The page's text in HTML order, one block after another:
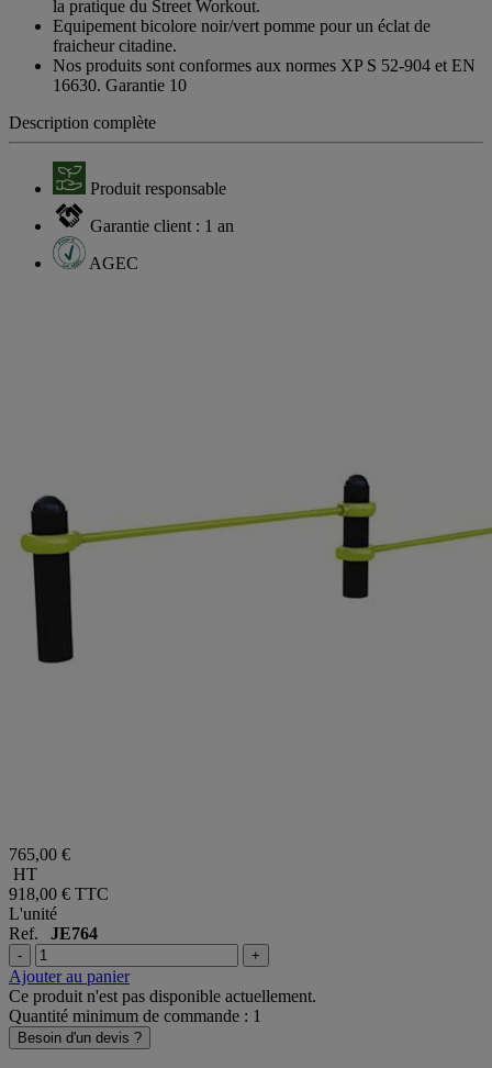
la pratique du Street Workout.
Equipement bicolore noir/vert pomme pour un éclat de
fraicheur citadine.
Nos produits sont conformes aux normes XP S 52-904 et EN
16630. Garantie 10
Description complète
Produit responsable
Garantie client : 1 an
AGEC
765,00 €
HT
918,00 € TTC
L'unité
Ref. JE764
- +
Ajouter au panier
Ce produit n'est pas disponible actuellement.
Quantité minimum de commande : 1
Besoin d'un devis ?